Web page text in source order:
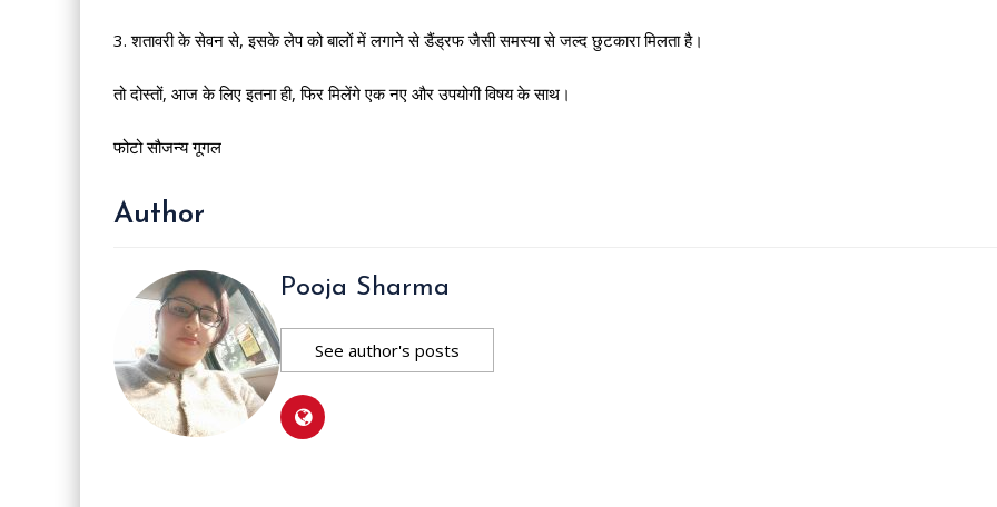
3. शतावरी के सेवन से, इसके लेप को बालों में लगाने से डैंड्रफ जैसी समस्या से जल्द छुटकारा मिलता है।
तो दोस्तों, आज के लिए इतना ही, फिर मिलेंगे एक नए और उपयोगी विषय के साथ।
फोटो सौजन्य गूगल
Author
Pooja Sharma
See author's posts